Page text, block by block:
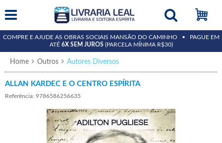
COMPRE E AJUDE AS OBRAS SOCIAIS MANSÃO DO CAMINHO • PAGUE EM
ATÉ 6X SEM JUROS (PARCELA MÍNIMA R$30)
Home Outros Autores Diversos
ALLAN KARDEC E O CENTRO ESPÍRITA
Referência: 9786586256635